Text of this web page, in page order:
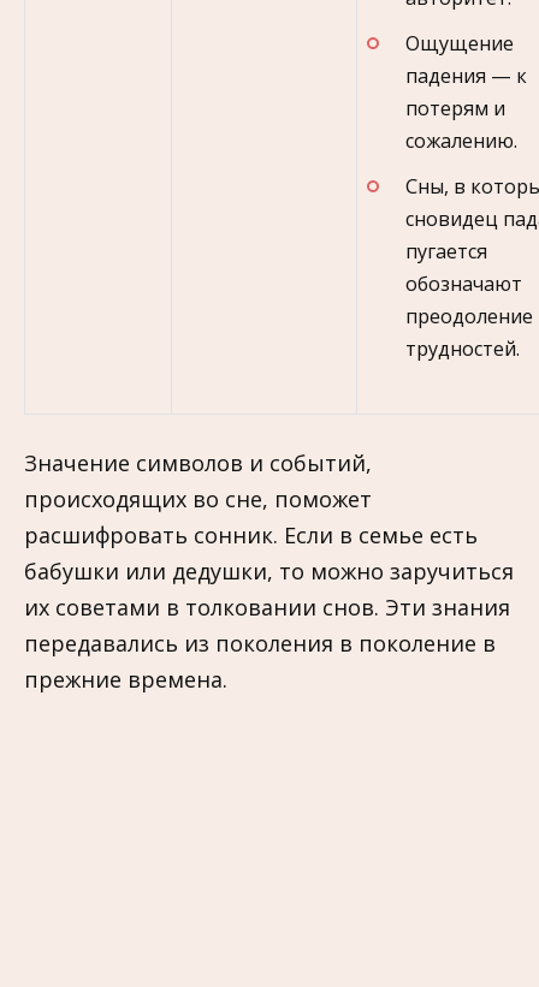
Ощущение
падения — к
потерям и
сожалению.
Сны, в
сновидец
пугается
обозначают
преодоление
трудностей.
Значение символов и событий,
происходящих во сне, поможет
расшифровать сонник. Если в семье есть
бабушки или дедушки, то можно заручиться
их советами в толковании снов. Эти знания
передавались из поколения в поколение в
прежние времена.